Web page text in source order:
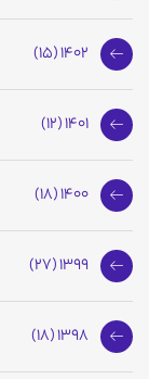
1402 (15)
1401 (12)
1400 (18)
1399 (27)
1398 (18)